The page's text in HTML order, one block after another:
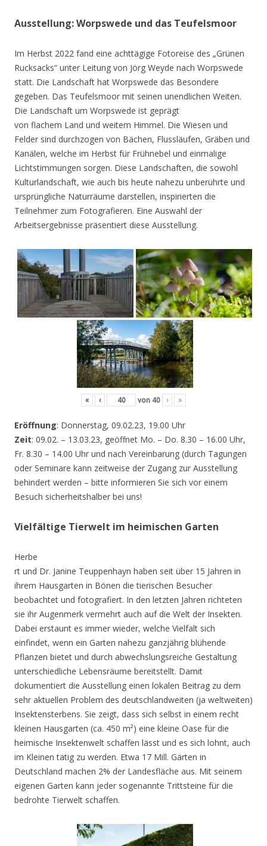
Ausstellung: Worpswede und das Teufelsmoor
Im Herbst 2022 fand eine achttägige Fotoreise des „Grünen
Rucksacks“ unter Leitung von Jörg Weyde nach Worpswede
statt. Die Landschaft hat Worpswede das Besondere
gegeben. Das Teufelsmoor mit seinen unendlichen Weiten.
Die Landschaft um Worpswede ist geprägt
von flachem Land und weitem Himmel. Die Wiesen und
Felder sind durchzogen von Bächen, Flussläufen, Gräben und
Kanälen, welche im Herbst für Frühnebel und einmalige
Lichtstimmungen sorgen. Diese Landschaften, die sowohl
Kulturlandschaft, wie auch bis heute nahezu unberührte und
ursprüngliche Naturräume darstellen, inspirierten die
Teilnehmer zum Fotografieren. Eine Auswahl der
Arbeitsergebnisse präsentiert diese Ausstellung.
« ‹ von 40 › »
Eröffnung: Donnerstag, 09.02.23, 19.00 Uhr
Zeit: 09.02. – 13.03.23, geöffnet Mo. – Do. 8.30 – 16.00 Uhr,
Fr. 8.30 – 14.00 Uhr und nach Vereinbarung (durch Tagungen
oder Seminare kann zeitweise der Zugang zur Ausstellung
behindert werden – bitte informieren Sie sich vor einem
Besuch sicherheitshalber bei uns!
Vielfältige Tierwelt im heimischen Garten
Herbe
rt und Dr. Janine Teuppenhayn haben seit über 15 Jahren in
ihrem Hausgarten in Bönen die tierischen Besucher
beobachtet und fotografiert. In den letzten Jahren richteten
sie ihr Augenmerk vermehrt auch auf die Welt der Insekten.
Dabei erstaunt es immer wieder, welche Vielfalt sich
einfindet, wenn ein Garten nahezu ganzjährig blühende
Pflanzen bietet und durch abwechslungsreiche Gestaltung
unterschiedliche Lebensräume bereitstellt. Damit
dokumentiert die Ausstellung einen lokalen Beitrag zu dem
sehr aktuellen Problem des deutschlandweiten (ja weltweiten)
Insektensterbens. Sie zeigt, dass sich selbst in einem recht
kleinen Hausgarten (ca. 450 m²) eine kleine Oase für die
heimische Insektenwelt schaffen lässt und es sich lohnt, auch
im Kleinen tätig zu werden. Etwa 17 Mill. Gärten in
Deutschland machen 2% der Landesfläche aus. Mit seinem
eigenen Garten kann jeder sogenannte Trittsteine für die
bedrohte Tierwelt schaffen.